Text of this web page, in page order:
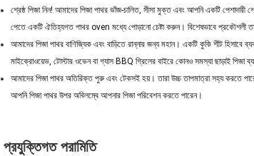
শ্রেষ্ঠ পিজা নিন! আমাদের পিজা পাথর ভাঁজ-চালিত, সীসা মুক্ত এবং আপনি একটি পেশাদারী
পেতে একটি ঐতিহ্যগত পাথর oven মধ্যে পোড়ানো চেষ্টা করুন। বিশেষভাবে প্রকৌশলী
আমাদের পিজা পাথর বাণিজ্যিক এবং বাড়িতে রান্নার জন্য মহান। একটি কুকি শীট হিসাবে
মাইক্রোওয়েভ, টোস্টার ওভেন বা গ্যাস BBQ গ্রিলের বাইরে কোনও সমস্যা ছাড়াই পিজা
আমাদের পিজা পাথর অতিরিক্ত পুরু এবং টেকসই হয়। তারা উচ্চ তাপমাত্রা সহ্য করতে
আপনি পিজা পাথর উপর অবিলম্বে আপনার পিজা পরিবেশন করতে পারেন।
পরামিতি